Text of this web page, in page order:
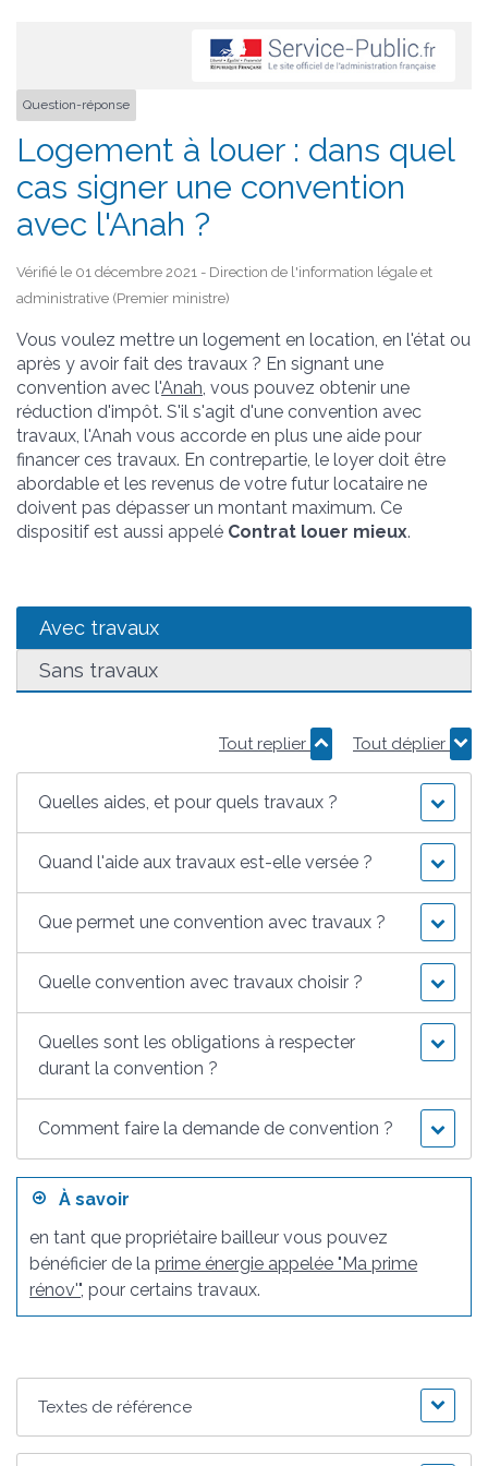
Question-réponse
Logement à louer : dans quel
cas signer une convention
avec l'Anah ?
Vérifié le 01 décembre 2021 - Direction de l'information légale et
administrative (Premier ministre)
Vous voulez mettre un logement en location, en l'état ou
après y avoir fait des travaux ? En signant une
convention avec l'Anah , vous pouvez obtenir une
réduction d'impôt. S'il s'agit d'une convention avec
travaux, l'Anah vous accorde en plus une aide pour
financer ces travaux. En contrepartie, le loyer doit être
abordable et les revenus de votre futur locataire ne
doivent pas dépasser un montant maximum. Ce
dispositif est aussi appelé Contrat louer mieux.
Avec travaux
Sans travaux
Tout replier Tout déplier
Quelles aides, et pour quels travaux ?
Quand l'aide aux travaux est-elle versée ?
Que permet une convention avec travaux ?
Quelle convention avec travaux choisir ?
Quelles sont les obligations à respecter
durant la convention ?
Comment faire la demande de convention ?
À savoir
en tant que propriétaire bailleur vous pouvez
bénéficier de laprime énergie appelée "Ma prime
rénov'", pour certains travaux.
Textes de référence